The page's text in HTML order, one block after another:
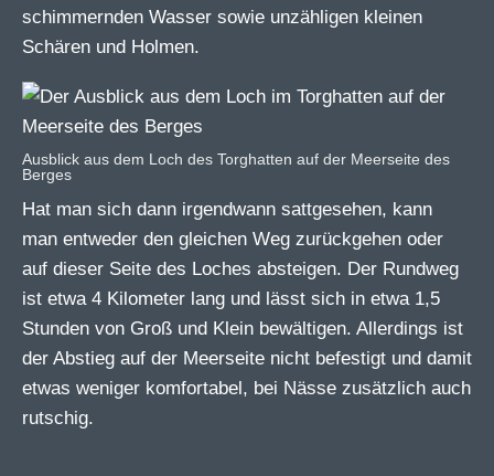
schimmernden Wasser sowie unzähligen kleinen
Schären und Holmen.
Ausblick aus dem Loch des Torghatten auf der Meerseite des
Berges
Hat man sich dann irgendwann sattgesehen, kann
man entweder den gleichen Weg zurückgehen oder
auf dieser Seite des Loches absteigen. Der Rundweg
ist etwa 4 Kilometer lang und lässt sich in etwa 1,5
Stunden von Groß und Klein bewältigen. Allerdings ist
der Abstieg auf der Meerseite nicht befestigt und damit
etwas weniger komfortabel, bei Nässe zusätzlich auch
rutschig.